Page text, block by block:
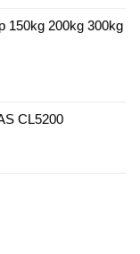
150kg 200kg 300kg
CL5200